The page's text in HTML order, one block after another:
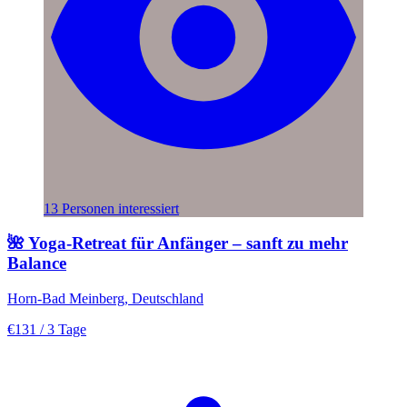
13 Personen interessiert
🌺 Yoga-Retreat für Anfänger – sanft zu mehr
Balance
Horn-Bad Meinberg, Deutschland
€131 / 3 Tage